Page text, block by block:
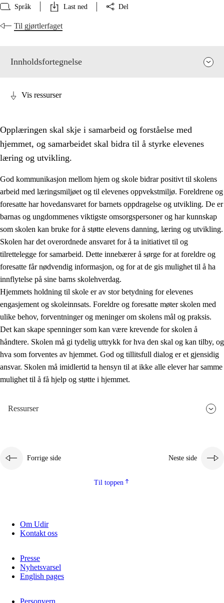
Språk Last ned Del
Til gjørtlerfaget
Innholdsfortegnelse
3. Prinsipper for skolens praksis
3.1 Et inkluderende læringsmiljø
3.2 Undervisning og tilpasset opplæring
3.3 Samarbeid mellom hjem og skole
3.4 Opplæring i lærebedrift og arbeidsliv
3.5 Profesjonsfellesskap og skoleutvikling
Vis ressurser
Opplæringen skal skje i samarbeid og forståelse med
hjemmet, og samarbeidet skal bidra til å styrke elevenes
læring og utvikling.
God kommunikasjon mellom hjem og skole bidrar positivt til skolens
arbeid med læringsmiljøet og til elevenes oppvekstmiljø. Foreldrene og
foresatte har hovedansvaret for barnets oppdragelse og utvikling. De er
barnas og ungdommenes viktigste omsorgspersoner og har kunnskap
som skolen kan bruke for å støtte elevens danning, læring og utvikling.
Skolen har det overordnede ansvaret for å ta initiativet til og
tilrettelegge for samarbeid. Dette innebærer å sørge for at foreldre og
foresatte får nødvendig informasjon, og for at de gis mulighet til å ha
innflytelse på sine barns skolehverdag.
Hjemmets holdning til skole er av stor betydning for elevenes
engasjement og skoleinnsats. Foreldre og foresatte møter skolen med
ulike behov, forventninger og meninger om skolens mål og praksis.
Det kan skape spenninger som kan være krevende for skolen å
håndtere. Skolen må gi tydelig uttrykk for hva den skal og kan tilby, og
hva som forventes av hjemmet. God og tillitsfull dialog er et gjensidig
ansvar. Skolen må imidlertid ta hensyn til at ikke alle elever har samme
mulighet til å få hjelp og støtte i hjemmet.
Ressurser
Forrige side Neste side
Til toppen
Om Udir
Kontakt oss
Presse
Nyhetsvarsel
English pages